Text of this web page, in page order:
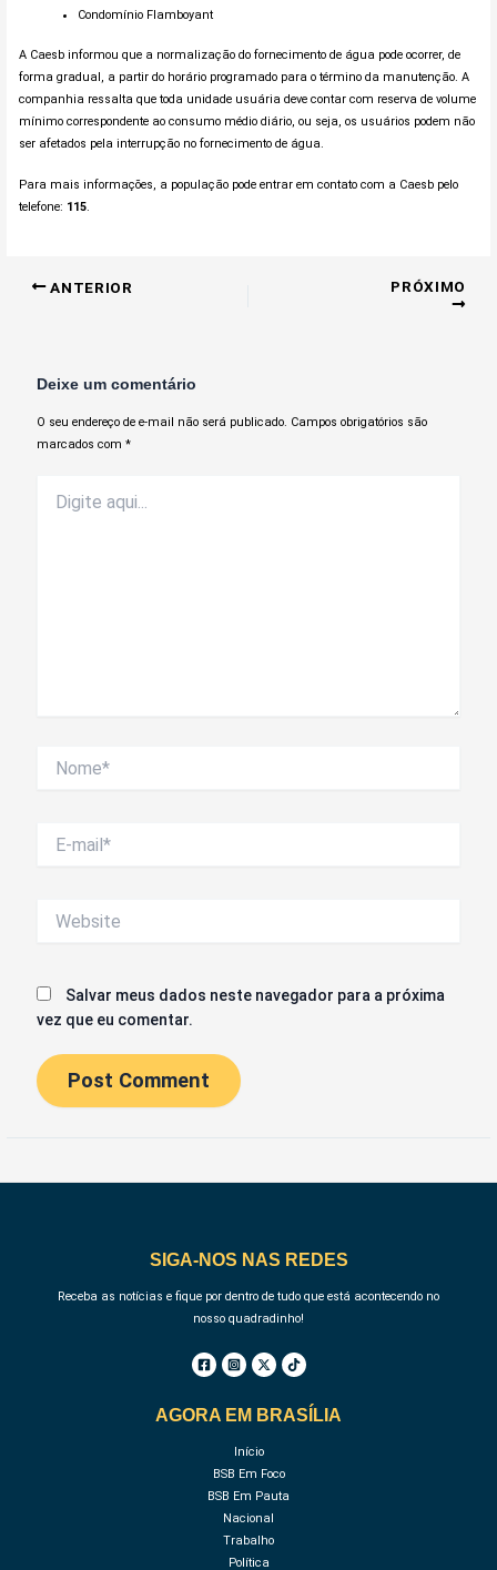
Condomínio Flamboyant
A Caesb informou que a normalização do fornecimento de água pode ocorrer, de
forma gradual, a partir do horário programado para o término da manutenção. A
companhia ressalta que toda unidade usuária deve contar com reserva de volume
mínimo correspondente ao consumo médio diário, ou seja, os usuários podem não
ser afetados pela interrupção no fornecimento de água.
Para mais informações, a população pode entrar em contato com a Caesb pelo
telefone: 115.
ANTERIOR PRÓXIMO
Deixe um comentário
O seu endereço de e-mail não será publicado. Campos obrigatórios são
marcados com*
aqui...
mail*
Salvar meus dados neste navegador para a próxima
vez que eu comentar.
SIGA-NOS NAS REDES
Receba as notícias e fique por dentro de tudo que está acontecendo no
nosso quadradinho!
AGORA EM BRASÍLIA
Início
BSB Em Foco
BSB Em Pauta
Nacional
Trabalho
Política